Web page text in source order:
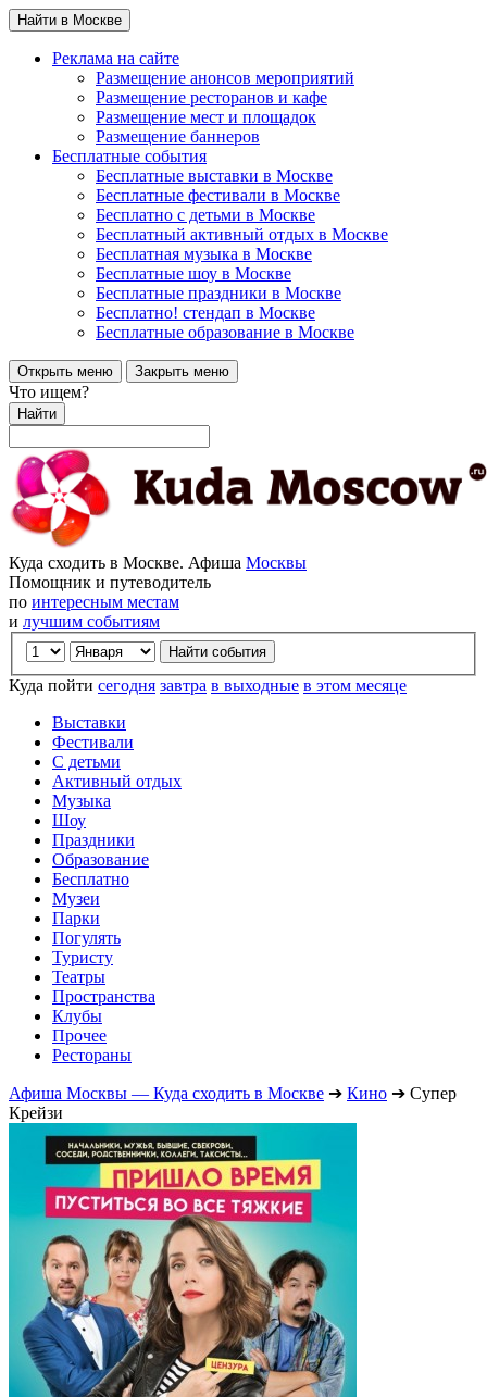
Найти в Москве
Реклама на сайте
Размещение анонсов мероприятий
Размещение ресторанов и кафе
Размещение мест и площадок
Размещение баннеров
Бесплатные события
Бесплатные выставки в Москве
Бесплатные фестивали в Москве
Бесплатно с детьми в Москве
Бесплатный активный отдых в Москве
Бесплатная музыка в Москве
Бесплатные шоу в Москве
Бесплатные праздники в Москве
Бесплатно! стендап в Москве
Бесплатные образование в Москве
Открыть меню Закрыть меню
Что ищем?
Найти
Куда сходить в Москве. Афиша Москвы
Помощник и путеводитель
по интересным местам
и лучшим событиям
Куда пойти сегодня завтра в выходные в этом месяце
Выставки
Фестивали
С детьми
Активный отдых
Музыка
Шоу
Праздники
Образование
Бесплатно
Музеи
Парки
Погулять
Туристу
Театры
Пространства
Клубы
Прочее
Рестораны
Афиша Москвы — Куда сходить в Москве ➔ Кино ➔ Супер
Крейзи